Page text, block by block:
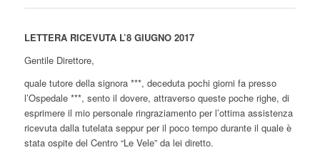
LETTERA RICEVUTA L’8 GIUGNO 2017
Gentile Direttore,
quale tutore della signora ***, deceduta pochi giorni fa presso
l’Ospedale ***, sento il dovere, attraverso queste poche righe, di
esprimere il mio personale ringraziamento per l’ottima assistenza
ricevuta dalla tutelata seppur per il poco tempo durante il quale è
stata ospite del Centro “Le Vele” da lei diretto.